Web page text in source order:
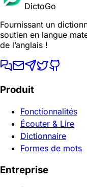
DictoGo
Fournissant un
soutien en langue
de l’anglais !
Produit
Fonctionnalités
Écouter & Lire
Dictionnaire
Formes de mots
Entreprise